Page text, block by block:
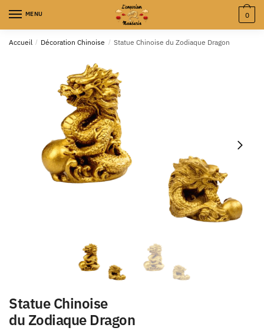
MENU 0
Accueil / Décoration Chinoise / Statue Chinoise du Zodiaque Dragon
Statue Chinoise
du Zodiaque Dragon